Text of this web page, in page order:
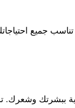
جميع
وشعرك. تم